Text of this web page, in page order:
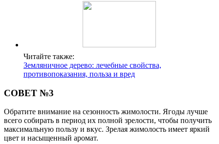
Читайте также:
Земляничное дерево: лечебные свойства,
противопоказания, польза и вред
СОВЕТ №3
Обратите внимание на сезонность жимолости. Ягоды лучше
всего собирать в период их полной зрелости, чтобы получить
максимальную пользу и вкус. Зрелая жимолость имеет яркий
цвет и насыщенный аромат.